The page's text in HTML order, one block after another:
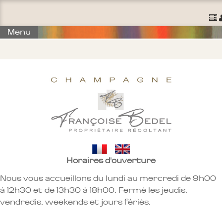
Menu
Horaires d'ouverture
Nous vous accueillons du lundi au mercredi de 9h00
à 12h30 et de 13h30 à 18h00. Fermé les jeudis,
vendredis, weekends et jours fériés.